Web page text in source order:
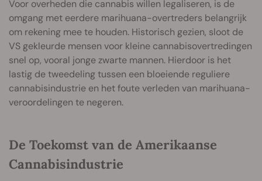
Voor overheden die cannabis willen legaliseren, is de
omgang met eerdere marihuana-overtreders belangrijk
om rekening mee te houden. Historisch gezien, sloot de
VS gekleurde mensen voor kleine cannabisovertredingen
snel op, vooral jonge zwarte mannen. Hierdoor is het
lastig de tweedeling tussen een bloeiende reguliere
cannabisindustrie en het foute verleden van marihuana-
veroordelingen te negeren.
De Toekomst van de Amerikaanse
Cannabisindustrie